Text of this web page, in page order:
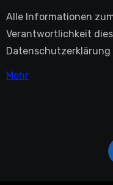
Alle Informationen
Verantwortlichkeit
Mehr